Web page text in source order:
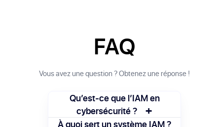
FAQ
Vous avez une question ? Obtenez une réponse !
Qu’est-ce que l’IAM en
cybersécurité ?
+
L’IAM permet de vérifier l’identité des
À quoi sert un système IAM ?